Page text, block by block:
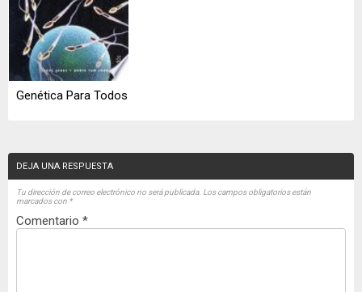
Genética Para Todos
DEJA UNA RESPUESTA
Tu dirección de correo electrónico no será publicada. Los campos obligatorios están
marcados con *
Comentario *